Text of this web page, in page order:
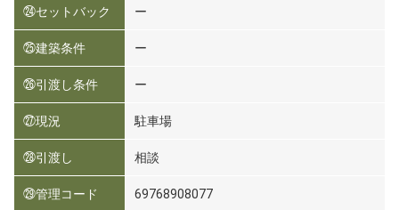
㉔セットバック ー
㉕建築条件 ー
㉖引渡し条件 ー
㉗現況 駐車場
㉘引渡し 相談
㉙管理コード 69768908077